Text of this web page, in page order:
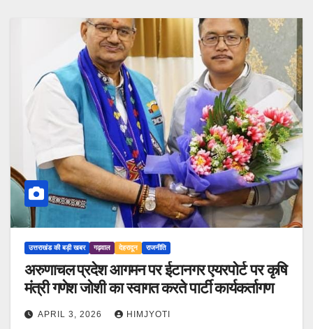
उत्तराखंड की बड़ी खबर गढ़वाल देहरादून राजनीति
अरुणाचल प्रदेश आगमन पर ईटानगर एयरपोर्ट पर कृषि
मंत्री गणेश जोशी का स्वागत करते पार्टी कार्यकर्तागण
APRIL 3, 2026 HIMJYOTI